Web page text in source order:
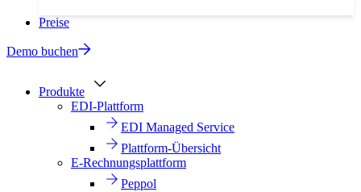
Preise
Demo buchen
Produkte
EDI-Plattform
EDI Managed Service
Plattform-Übersicht
E-Rechnungsplattform
Peppol